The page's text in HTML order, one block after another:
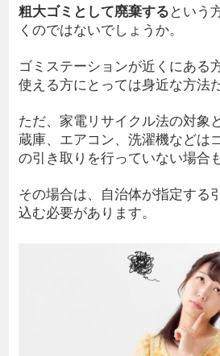
粗大ゴミとして廃棄するという
くのではないでしょうか。
ゴミステーションが近くにある
使える方にとっては身近な方法
ただ、家電リサイクル法の対象
蔵庫、エアコン、洗濯機などは
の引き取りを行っていない場合
その場合は、自治体が指定する
込む必要があります。